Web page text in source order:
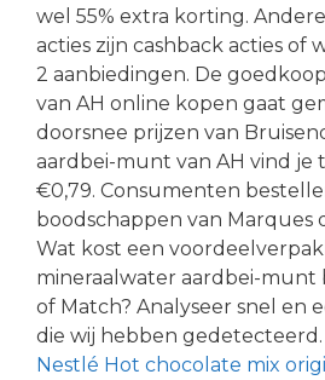
wel 55% extra korting.
acties zijn cashback acties of
2 aanbiedingen. De
van AH online kopen gaat
doorsnee prijzen van
aardbei-munt van AH vind je
€0,79. Consumenten
boodschappen van Marques
Wat kost een
mineraalwater aardbei-munt
of Match? Analyseer snel en
die wij hebben
Nestlé Hot chocolate mix